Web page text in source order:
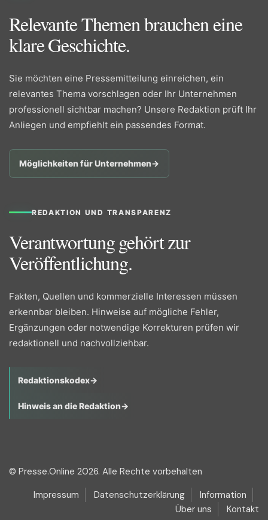
Relevante Themen brauchen eine
klare Geschichte.
Sie möchten eine Pressemitteilung einreichen, ein
relevantes Thema vorschlagen oder Ihr Unternehmen
professionell sichtbar machen? Unsere Redaktion prüft Ihr
Anliegen und empfiehlt ein passendes Format.
Möglichkeiten für Unternehmen→
REDAKTION UND TRANSPARENZ
Verantwortung gehört zur
Veröffentlichung.
Fakten, Quellen und kommerzielle Interessen müssen
erkennbar bleiben. Hinweise auf mögliche Fehler,
Ergänzungen oder notwendige Korrekturen prüfen wir
redaktionell und nachvollziehbar.
Redaktionskodex→
Hinweis an die Redaktion→
© Presse.Online 2026. Alle Rechte vorbehalten
Impressum
Datenschutzerklärung
Information
Über uns
Kontakt